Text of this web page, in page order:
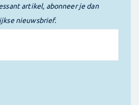
artikel, abonneer je dan
nieuwsbrief.